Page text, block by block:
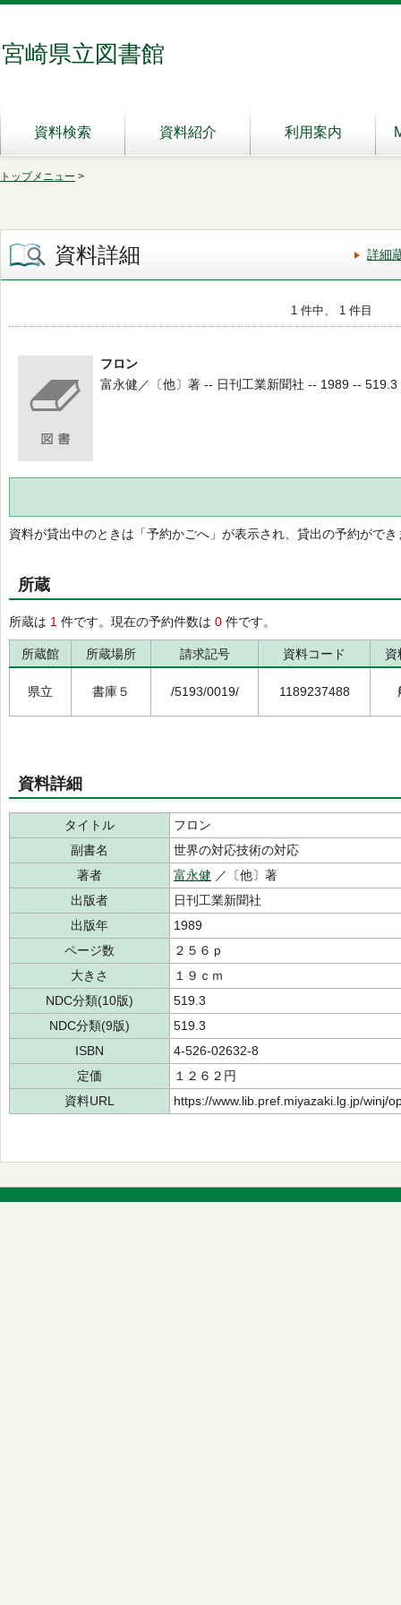
宮崎県立図書館
資料検索 資料紹介 利用案内
トップメニュー >
資料詳細 詳細
1 件中、 1 件目
フロン
富永健／〔他〕著 -- 日刊工業新聞社 -- 1989 -- 519.3
資料が貸出中のときは「予約かごへ」が表示され、貸出の予約ができ
所蔵
所蔵は 1 件です。現在の予約件数は 0 件です。
所蔵館 所蔵場所 請求記号 資料コード 資
県立 書庫５ /5193/0019/ 1189237488
資料詳細
タイトル
フロン
副書名
世界の対応技術の対応
著者
富永健 ／〔他〕著
出版者
日刊工業新聞社
出版年
1989
ページ数
２５６ｐ
大きさ
１９ｃｍ
NDC分類(10版)
519.3
NDC分類(9版)
519.3
ISBN
4-526-02632-8
定価
１２６２円
資料URL
https://www.lib.pref.miyazaki.lg.jp/winj/